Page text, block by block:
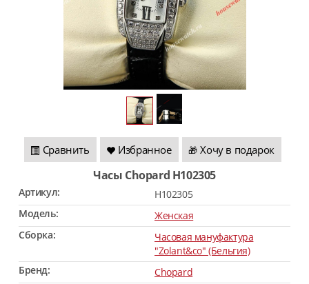
Сравнить Избранное 🎁 Хочу в подарок
Часы Chopard H102305
Артикул:
H102305
Модель:
Женская
Сборка:
Часовая мануфактура
"Zolant&co" (Бельгия)
Бренд:
Chopard